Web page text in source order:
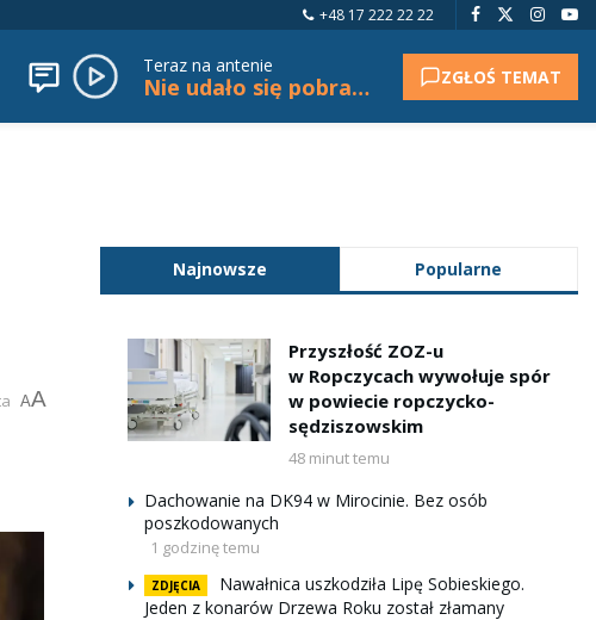
+48 17 222 22 22
Teraz na antenie
Nie udało się pobrać tytułu. ZGŁOŚ TEMAT
AA
Najnowsze Popularne
Przyszłość ZOZ-u
w Ropczycach wywołuje spór
w powiecie ropczycko-
sędziszowskim
48 minut temu
Dachowanie na DK94 w Mirocinie. Bez osób
poszkodowanych
1 godzinę temu
ZDJĘCIA
Nawałnica uszkodziła Lipę Sobieskiego.
Jeden z konarów Drzewa Roku został złamany